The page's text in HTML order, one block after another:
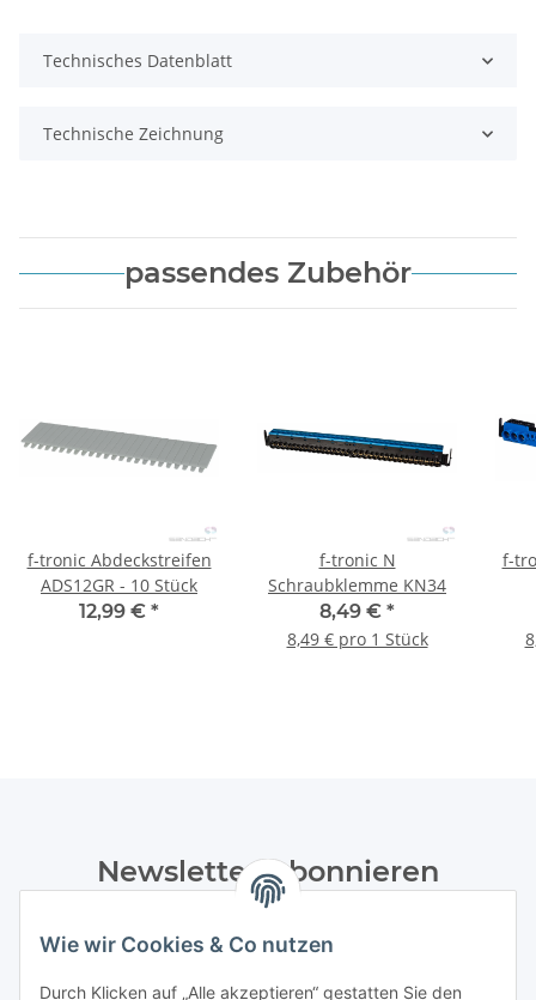
Wie wir Cookies & Co nutzen
Durch Klicken auf „Alle akzeptieren“ gestatten Sie den
Technisches Datenblatt
Technische Zeichnung
passendes Zubehör
f-tronic Abdeckstreifen
ADS12GR - 10 Stück
12,99 € *
f-tronic N
Schraubklemme KN34
8,49 € *
8,49 € pro 1 Stück
f-
Newsletter Abonnieren
Datenschutzerklärungregelmäßig und jederzeit widerruflich